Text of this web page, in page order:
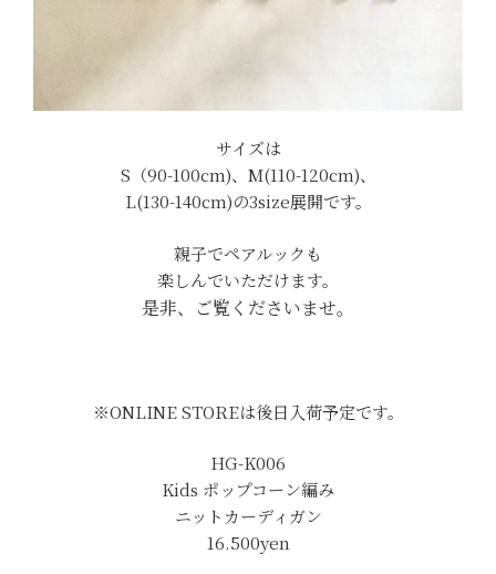
サイズは
S（90-100cm)、M(110-120cm)、
L(130-140cm)の3size展開です。
親子でペアルックも
楽しんでいただけます。
是非、ご覧くださいませ。
※ONLINE STOREは後日入荷予定です。
HG-K006
Kids ポップコーン編み
ニットカーディガン
16.500yen